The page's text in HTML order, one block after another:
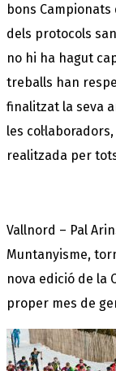
bons
dels protocols
no hi ha hagut
treballs han
finalitzat la seva
les
realitzada per
Vallnord – Pal
Muntanyisme,
nova edició de la
proper mes de